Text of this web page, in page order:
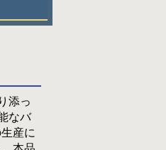
添っ
なバ
産に